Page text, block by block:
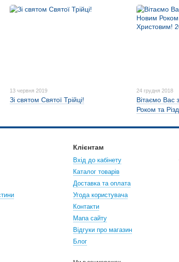
13 червня 2019
Зі святом Святої Трійці!
24 грудня 2018
Вітаємо Вас
Роком та
Клієнтам
Вхід до кабінету
Каталог товарів
Доставка та оплата
Угода користувача
Контакти
Мапа сайту
Відгуки про магазин
Блог